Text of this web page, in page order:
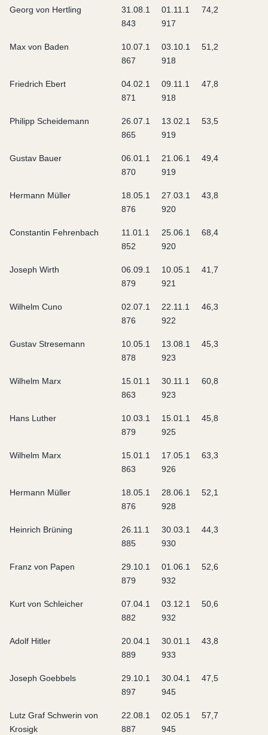
Georg von Hertling
31.08.1
843
01.11.1
917
74,2
Max von Baden
10.07.1
867
03.10.1
918
51,2
Friedrich Ebert
04.02.1
871
09.11.1
918
47,8
Philipp Scheidemann
26.07.1
865
13.02.1
919
53,5
Gustav Bauer
06.01.1
870
21.06.1
919
49,4
Hermann Müller
18.05.1
876
27.03.1
920
43,8
Constantin Fehrenbach
11.01.1
852
25.06.1
920
68,4
Joseph Wirth
06.09.1
879
10.05.1
921
41,7
Wilhelm Cuno
02.07.1
876
22.11.1
922
46,3
Gustav Stresemann
10.05.1
878
13.08.1
923
45,3
Wilhelm Marx
15.01.1
863
30.11.1
923
60,8
Hans Luther
10.03.1
879
15.01.1
925
45,8
Wilhelm Marx
15.01.1
863
17.05.1
926
63,3
Hermann Müller
18.05.1
876
28.06.1
928
52,1
Heinrich Brüning
26.11.1
885
30.03.1
930
44,3
Franz von Papen
29.10.1
879
01.06.1
932
52,6
Kurt von Schleicher
07.04.1
882
03.12.1
932
50,6
Adolf Hitler
20.04.1
889
30.01.1
933
43,8
Joseph Goebbels
29.10.1
897
30.04.1
945
47,5
Lutz Graf Schwerin von
Krosigk
22.08.1
887
02.05.1
945
57,7